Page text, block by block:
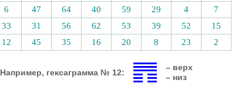
6
47 64 40 59 29 4
7
33
31 56 62 53 39 52
15
12
45 35 16 20 8 23 2
Например, гексаграмма № 12:
– верх
– низ